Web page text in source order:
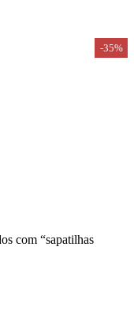
com “sapatilhas
-35%